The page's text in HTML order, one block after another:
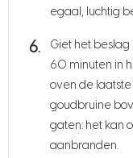
egaal, luchtig
Giet het
60 minuten in
oven de
goudbruine
gaten: het kan
aanbranden.